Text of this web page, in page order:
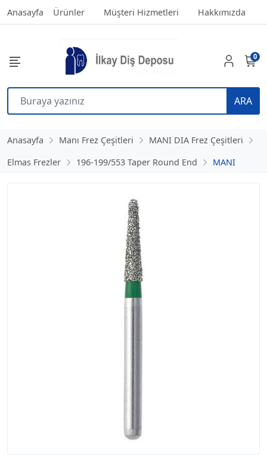
Anasayfa Ürünler Müşteri Hizmetleri Hakkımızda
ARA
0
Anasayfa Manı Frez Çeşitleri
MANI DIA Frez Çeşitleri
Elmas Frezler
196-199/553 Taper Round End MANI